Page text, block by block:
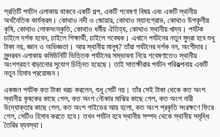
প্রতিটি পর্যটন এলাকায় থাকবে একটি গল্প, একটি গবেষণা বিষয় এবং একটি স্থানীয়
অর্থনৈতিক কার্যক্রম। কোথাও নদী ও জোয়ার, কোথাও ম্যানগ্রোভ, কোথাও উপকূলীয়
কৃষি, কোথাও লোকসংস্কৃতি, কোথাও ধর্মীয় ঐতিহ্য, কোথাও স্থানীয় খাদ্য। পর্যটক
চাইলে দর্শক হবেন, চাইলে শিক্ষার্থী, চাইলে গবেষক। এখানে পর্যটনের নতুন মুদ্রা হবে শুধু
টাকা নয়, জ্ঞান ও অভিজ্ঞতা। আর স্থানীয় মানুষ? তাঁরা পর্যটনের দর্শক নন, অংশীদার।
সুন্দরবন এলাকায় কমিউনিটি ভিত্তিক পর্যটনের সম্ভাবনা নিয়ে গবেষণাতেও স্থানীয়
অংশগ্রহণ বাড়ানোর সুযোগ চিহ্নিত হয়েছে। তাই সাতক্ষীরার পর্যটন পরিকল্পনায় একটি
নতুন হিসাব প্রয়োজন।
একজন পর্যটক কত টাকা খরচ করলেন, শুধু সেটি নয়। তাঁর সেই টাকা থেকে কত অংশ
স্থানীয় কৃষকের কাছে গেল, কত অংশ নৌকার মাঝির কাছে গেল, কত অংশ নারী
উদ্যোক্তার কাছে গেল, কত অংশ গাইডের আয় হলো, কত অংশ প্রকৃতি সংরক্ষণে ফিরে
গেল, সেটিও হিসাব করতে হবে। তখন পর্যটন হবে স্থানীয় সম্পদ থেকে স্থানীয় সমৃদ্ধি
তৈরির ব্যবস্থা।